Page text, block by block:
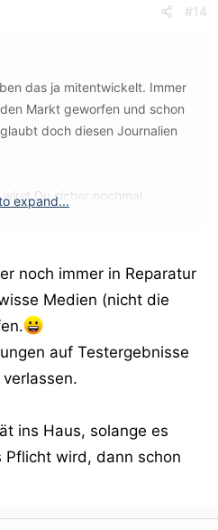
#14
das ja mitentwickelt. Immer
Markt geworfen und schon
doch diesen Journalien
Du sicher nochmal
expand...
noch immer in Reparatur
Medien (nicht die
auf Testergebnisse
ins Haus, solange es
wird, dann schon